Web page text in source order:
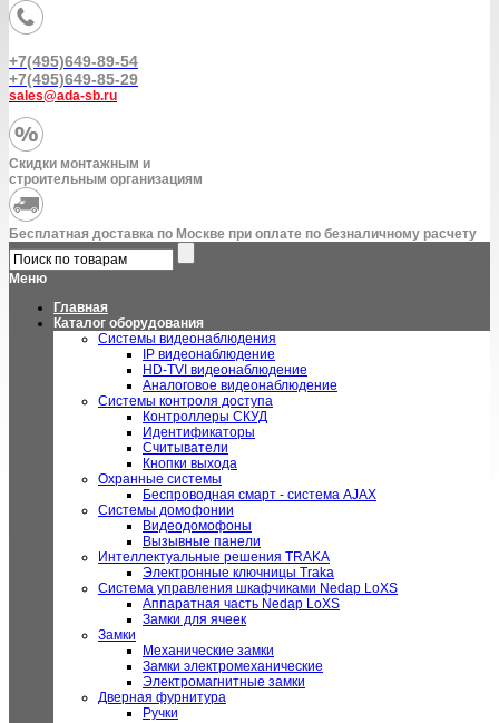
+7(495)649-89-54
+7(495)649-85-29
sales@ada-sb.ru
Скидки монтажным и
строительным организациям
Бесплатная доставка по Москве при оплате по безналичному расчету
Меню
Главная
Каталог оборудования
Системы видеонаблюдения
IP видеонаблюдение
HD-TVI видеонаблюдение
Аналоговое видеонаблюдение
Системы контроля доступа
Контроллеры СКУД
Идентификаторы
Считыватели
Кнопки выхода
Охранные системы
Беспроводная смарт - система AJAX
Системы домофонии
Видеодомофоны
Вызывные панели
Интеллектуальные решения TRAKA
Электронные ключницы Traka
Система управления шкафчиками Nedap LoXS
Аппаратная часть Nedap LoXS
Замки для ячеек
Замки
Механические замки
Замки электромеханические
Электромагнитные замки
Дверная фурнитура
Ручки